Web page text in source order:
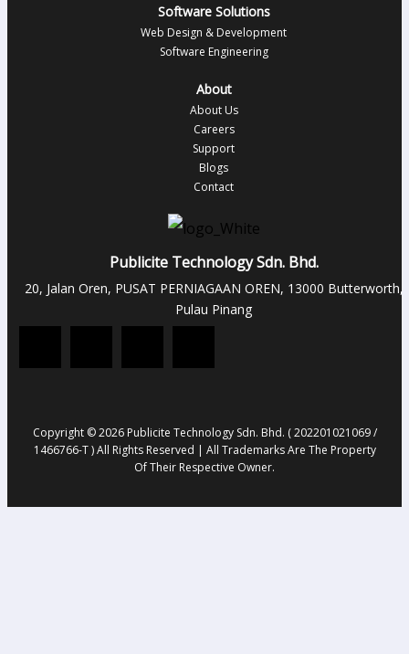
Software Solutions
Web Design & Development
Software Engineering
About
About Us
Careers
Support
Blogs
Contact
Publicite Technology Sdn. Bhd.
20, Jalan Oren, PUSAT PERNIAGAAN OREN, 13000 Butterworth,
Pulau Pinang
Copyright © 2026 Publicite Technology Sdn. Bhd. ( 202201021069 /
1466766-T ) All Rights Reserved | All Trademarks Are The Property
Of Their Respective Owner.